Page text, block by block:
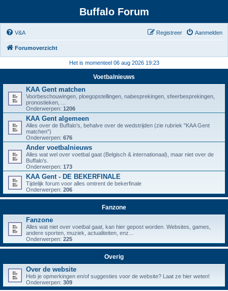
Buffalo Forum
V&A Aanmelden
Registreer
Forumoverzicht
Het is momenteel 06 aug 2026 19:23
Voetbalnieuws
KAA Gent matchen
Voorbeschouwingen, ploegopstellingen, nabesprekingen, sfeerbesprekingen,
pronostieken, ...
Onderwerpen: 1206
KAA Gent algemeen
Alles over de Buffalo's, behalve over de wedstrijden (zie rubriek "KAA Gent
matchen")
Onderwerpen: 676
Ander voetbalnieuws
Alles wat wel over voetbal gaat (Belgisch & internationaal), maar niet over de
Buffalo's.
Onderwerpen: 173
KAA Gent - DE BEKERFINALE
Tijdelijk forum voor alles omtrent de bekerfinale
Onderwerpen: 206
Fanzone
Fanzone
Alles wat niet over voetbal gaat, kan hier gepost worden. Websites, games,
andere sporten, muziek, actualiteiten, enz...
Onderwerpen: 225
Overig
Over de website
Heb je opmerkingen en/of suggesties voor de website? Laat ze hier weten!
Onderwerpen: 309